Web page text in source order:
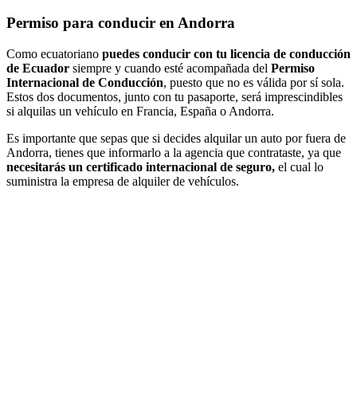
Permiso para conducir en Andorra
Como ecuatoriano puedes conducir con tu licencia de conducción
de Ecuador siempre y cuando esté acompañada del Permiso
Internacional de Conducción, puesto que no es válida por sí sola.
Estos dos documentos, junto con tu pasaporte, será imprescindibles
si alquilas un vehículo en Francia, España o Andorra.
Es importante que sepas que si decides alquilar un auto por fuera de
Andorra, tienes que informarlo a la agencia que contrataste, ya que
necesitarás un certificado internacional de seguro, el cual lo
suministra la empresa de alquiler de vehículos.